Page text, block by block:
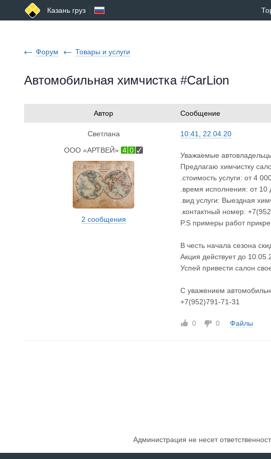
Казань груз
Форум Товары и услуги
Автомобильная химчистка #CarLion
Автор Сообщение
Светлана
ООО «АРТВЕЙ» 4 0
2 сообщения
10:41, 22.04.20
Уважаемые
Предлагаю химчистку
.стоимость услуги: от 4
.время исполнения: от 10
.вид услуги: Выездная
.контактный номер:
P.S примеры работ
В честь начала сезона
Акция действует до
Успей привести салон
С уважением
+7(952)791-71-31
0 0 Файлы
Администрация не несет